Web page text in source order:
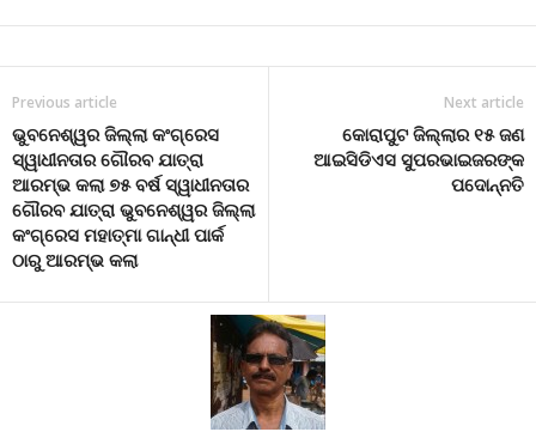
Previous article
ଭୁବନେଶ୍ୱର ଜିଲ୍ଲା କଂଗ୍ରେସ
ସ୍ୱାଧୀନତାର ଗୌରବ ଯାତ୍ରା
ଆରମ୍ଭ କଲା ୭୫ ବର୍ଷ ସ୍ୱାଧୀନତାର
ଗୌରବ ଯାତ୍ରା ଭୁବନେଶ୍ୱର ଜିଲ୍ଲା
କଂଗ୍ରେସ ମହାତ୍ମା ଗାନ୍ଧୀ ପାର୍କ
ଠାରୁ ଆରମ୍ଭ କଲା
Next article
କୋରାପୁଟ ଜିଲ୍ଲାର ୧୫ ଜଣ
ଆଇସିଡିଏସ ସୁପରଭାଇଜରଙ୍କ
ପଦୋନ୍ନତି